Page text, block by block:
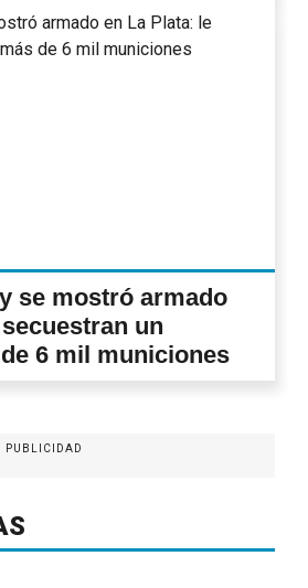
se mostró armado
un
6 mil municiones
PUBLICIDAD